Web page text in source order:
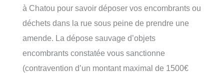
à Chatou pour savoir déposer vos encombrants ou
déchets dans la rue sous peine de prendre une
amende. La dépose sauvage d’objets
encombrants constatée vous sanctionne
(contravention d’un montant maximal de 1500€